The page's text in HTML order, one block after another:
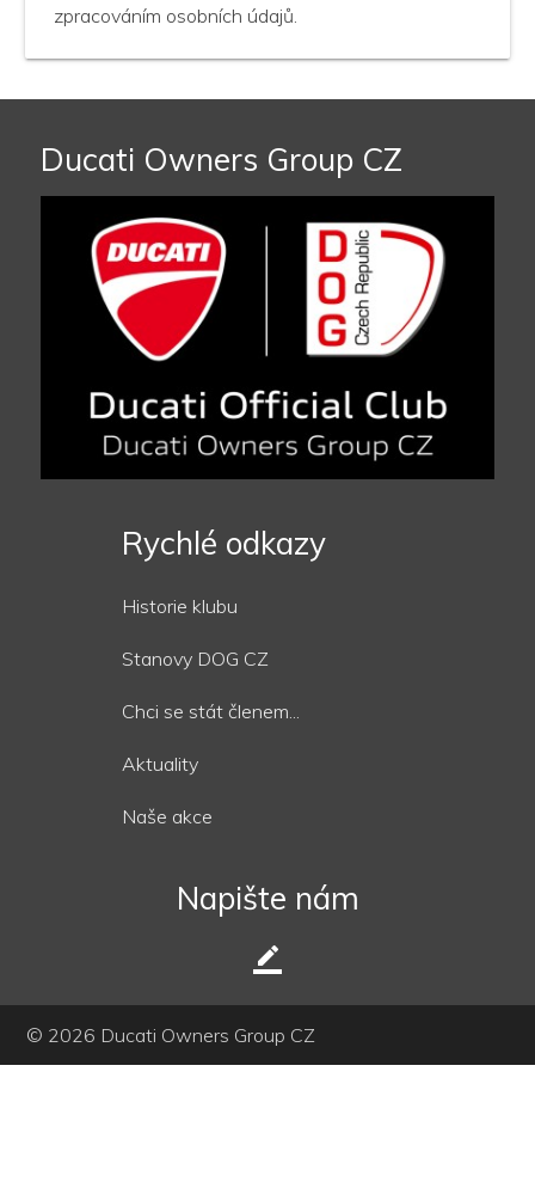
zpracováním osobních údajů.
Ducati Owners Group CZ
Rychlé odkazy
Historie klubu
Stanovy DOG CZ
Chci se stát členem...
Aktuality
Naše akce
Napište nám
border_color
© 2026 Ducati Owners Group CZ